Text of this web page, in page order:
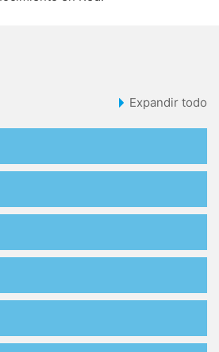
Expandir todo